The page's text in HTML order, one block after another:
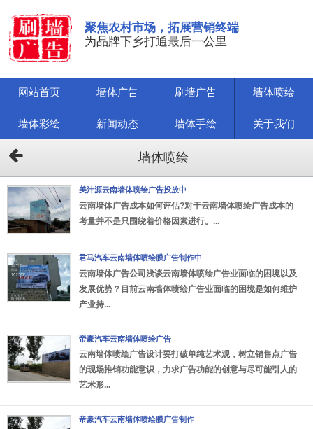
聚焦农村市场，拓展营销终端
为品牌下乡打通最后一公里
网站首页 墙体广告 刷墙广告 墙体喷绘
墙体彩绘 新闻动态 墙体手绘 关于我们
墙体喷绘
美汁源云南墙体喷绘广告投放中
云南墙体广告成本如何评估?对于云南墙体喷绘广告成本的
考量并不是只围绕着价格因素进行。...
君马汽车云南墙体喷绘膜广告制作中
云南墙体广告公司浅谈云南墙体喷绘广告业面临的困境以及
发展优势？目前云南墙体喷绘广告业面临的困境是如何维护
产业持...
帝豪汽车云南墙体喷绘广告
云南墙体喷绘广告设计要打破单纯艺术观，树立销售点广告
的现场推销功能意识，力求广告功能的创意与尽可能引人的
艺术形...
帝豪汽车云南墙体喷绘膜广告制作